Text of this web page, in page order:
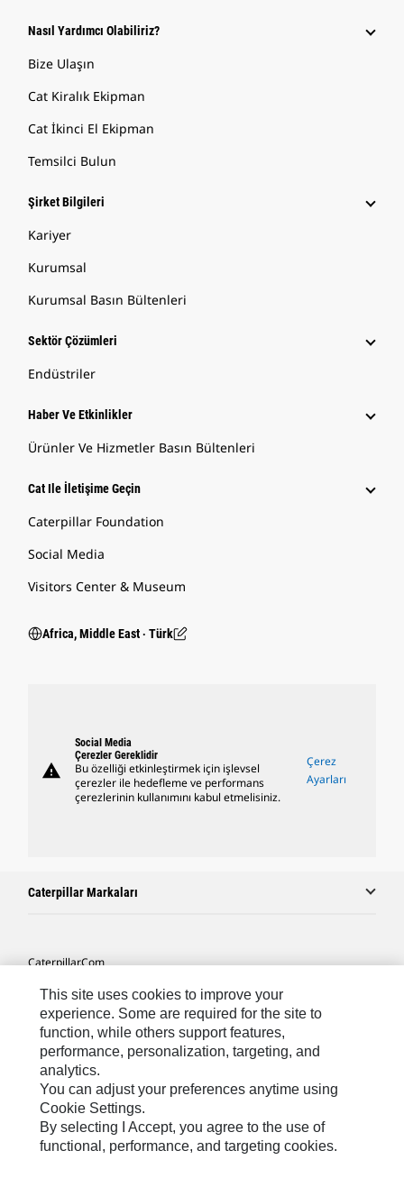
Nasıl Yardımcı Olabiliriz?
Bize Ulaşın
Cat Kiralık Ekipman
Cat İkinci El Ekipman
Temsilci Bulun
Şirket Bilgileri
Kariyer
Kurumsal
Kurumsal Basın Bültenleri
Sektör Çözümleri
Endüstriler
Haber Ve Etkinlikler
Ürünler Ve Hizmetler Basın Bültenleri
Cat Ile İletişime Geçin
Caterpillar Foundation
Social Media
Visitors Center & Museum
Africa, Middle East ‧ Türk
warning
Social Media
Çerezler Gereklidir
Bu özelliği etkinleştirmek için işlevsel
çerezler ile hedefleme ve performans
çerezlerinin kullanımını kabul etmelisiniz.
Çerez
Ayarları
Caterpillar Markaları
Caterpillar.com
Caterpillar Müşteri Hizmetleri Ve Iletişim
Site Haritası
Cookie Settings
Yasal
Gizlilik
This site uses cookies to improve your
experience. Some are required for the site to
function, while others support features,
performance, personalization, targeting, and
analytics.
You can adjust your preferences anytime using
Cookie Settings.
By selecting I Accept, you agree to the use of
functional, performance, and targeting cookies.